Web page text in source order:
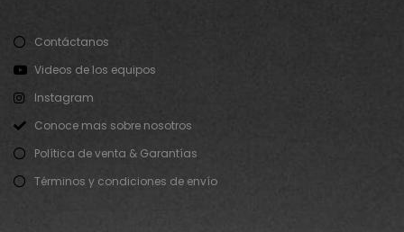
Contáctanos
Videos de los equipos
Instagram
Conoce mas sobre nosotros
Política de venta & Garantías
Términos y condiciones de envío